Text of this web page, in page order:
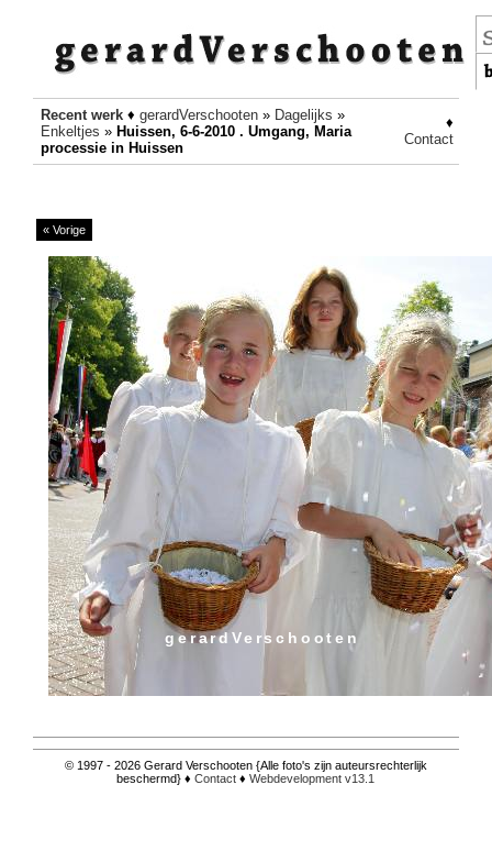
Recent werk♦ gerardVerschooten» Dagelijks »
Enkeltjes » Huissen, 6-6-2010 . Umgang, Maria
processie in Huissen
♦
Contact
« Vorige
gerardVerschooten
© 1997 - 2026 Gerard Verschooten {Alle foto's zijn auteursrechterlijk
beschermd} ♦Contact ♦Webdevelopment v13.1